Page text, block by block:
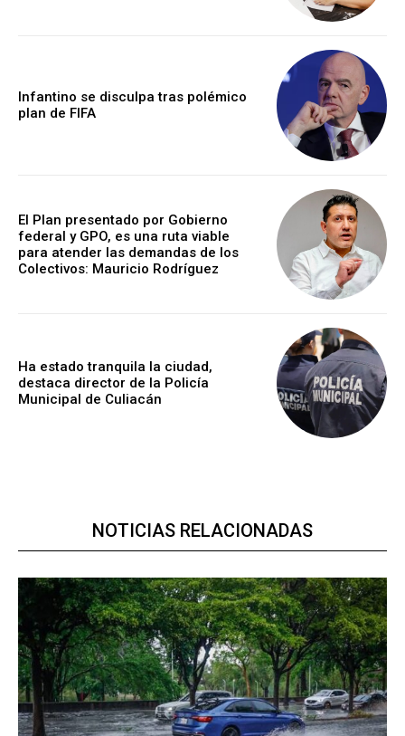
Infantino se disculpa tras polémico
plan de FIFA
El Plan presentado por Gobierno
federal y GPO, es una ruta viable
para atender las demandas de los
Colectivos: Mauricio Rodríguez
Ha estado tranquila la ciudad,
destaca director de la Policía
Municipal de Culiacán
NOTICIAS RELACIONADAS